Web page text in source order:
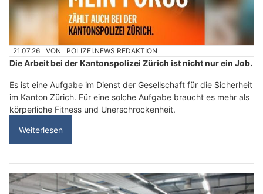
21.07.26 VON POLIZEI.NEWS REDAKTION
Die Arbeit bei der Kantonspolizei Zürich ist nicht nur ein Job.
Es ist eine Aufgabe im Dienst der Gesellschaft für die Sicherheit
im Kanton Zürich. Für eine solche Aufgabe braucht es mehr als
körperliche Fitness und Unerschrockenheit.
Weiterlesen